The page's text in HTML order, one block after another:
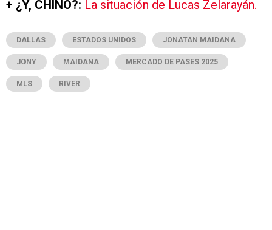
+ ¿Y, CHINO?: La situación de Lucas Zelarayán.
DALLAS ESTADOS UNIDOS JONATAN MAIDANA
JONY MAIDANA MERCADO DE PASES 2025
MLS RIVER